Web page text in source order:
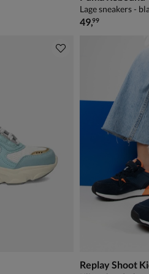
Lage sneakers -
€ 49,99
49,99
Replay Shoot